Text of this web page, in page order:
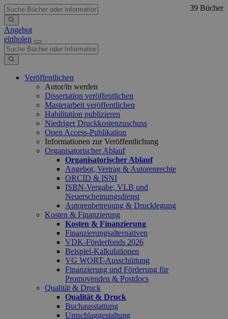
Angebot
einholen
Veröffentlichen
Autor/in werden
Dissertation veröffentlichen
Masterarbeit veröffentlichen
Habilitation publizieren
Niedriger Druckkostenzuschuss
Open Access-Publikation
Informationen zur Veröffentlichung
Organisatorischer Ablauf
Organisatorischer Ablauf
Angebot, Vertrag & Autorenrechte
ORCID & ISNI
ISBN-Vergabe, VLB und
Neuerscheinungsdienst
Autorenbetreuung & Drucklegung
Kosten & Finanzierung
Kosten & Finanzierung
Finanzierungsalternativen
VDK-Förderfonds 2026
Beispiel-Kalkulationen
VG WORT-Ausschüttung
Finanzierung und Förderung für
Promovenden & Postdocs
Qualität & Druck
Qualität & Druck
Buchausstattung
Umschlaggestaltung
39 Bücher